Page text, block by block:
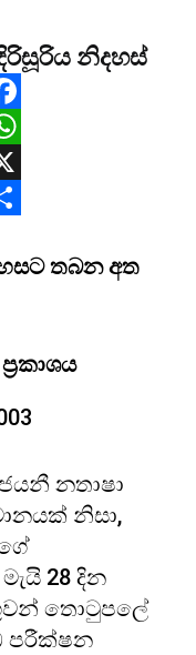
නිදහස්
තබන අත
නතාෂා
නිසා,
28 දින
තොටුපලේ
පරීක්ෂන